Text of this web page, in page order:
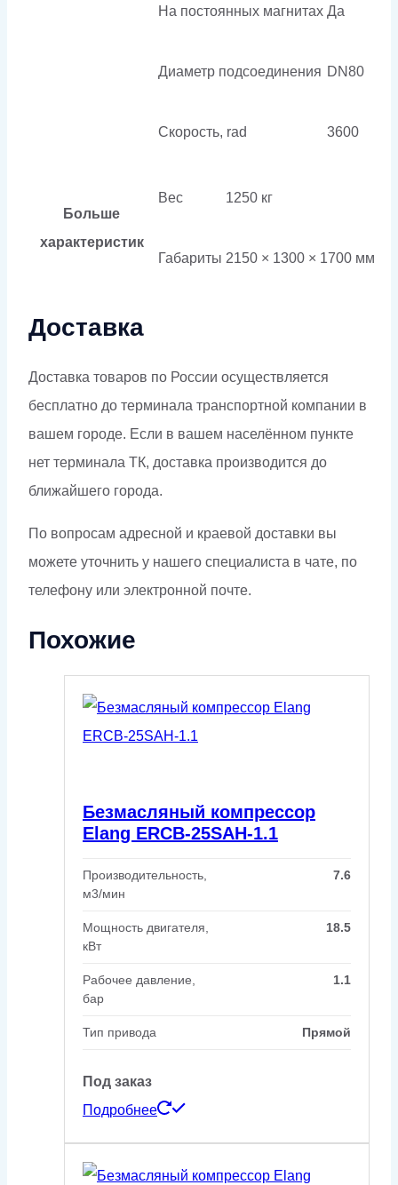
На постоянных магнитах Да
Диаметр подсоединения DN80
Скорость, rad 3600
Больше
характеристик
Вес 1250 кг
Габариты 2150 × 1300 × 1700 мм
Доставка
Доставка товаров по России осуществляется
бесплатно до терминала транспортной компании в
вашем городе. Если в вашем населённом пункте
нет терминала ТК, доставка производится до
ближайшего города.
По вопросам адресной и краевой доставки вы
можете уточнить у нашего специалиста в чате, по
телефону или электронной почте.
Похожие
Безмасляный компрессор
Elang ERCB-25SAH-1.1
Производительность,
м3/мин
7.6
Мощность двигателя,
кВт
18.5
Рабочее давление,
бар
1.1
Тип привода Прямой
Под заказ
Подробнее